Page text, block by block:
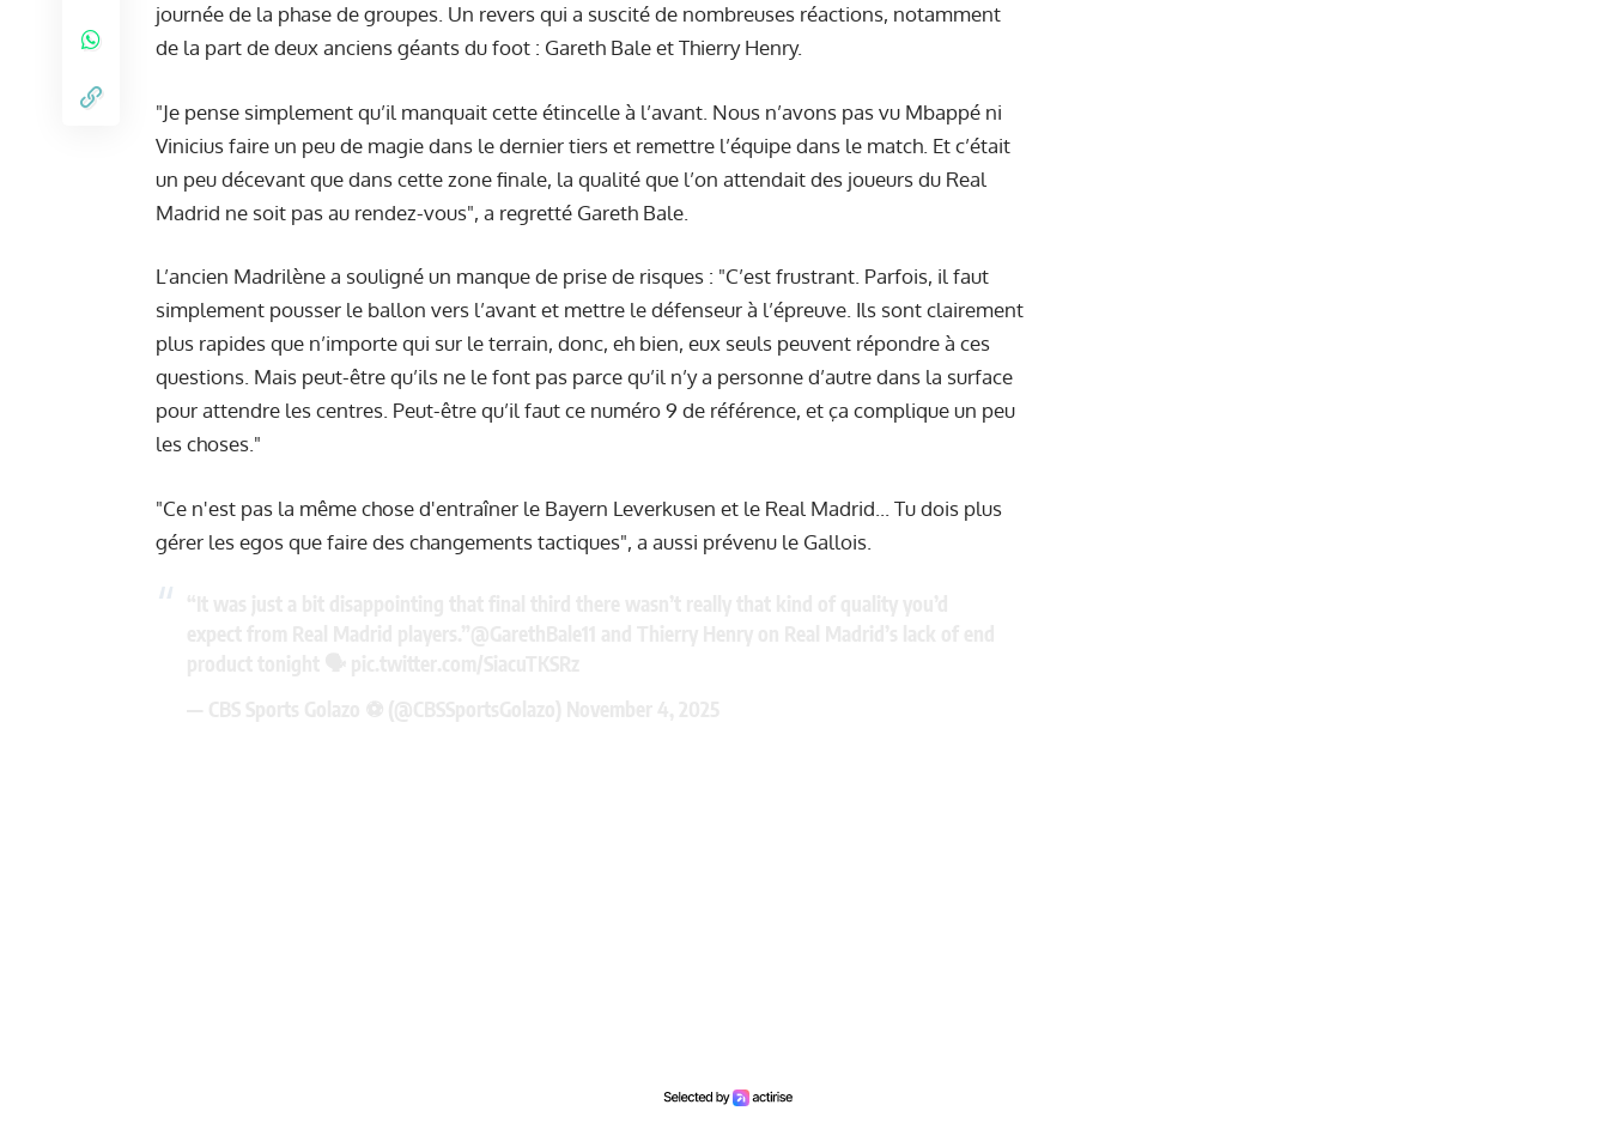
journée de la phase de groupes. Un revers qui a suscité de nombreuses réactions, notamment
de la part de deux anciens géants du foot : Gareth Bale et Thierry Henry.
"Je pense simplement qu’il manquait cette étincelle à l’avant. Nous n’avons pas vu Mbappé ni
Vinicius faire un peu de magie dans le dernier tiers et remettre l’équipe dans le match. Et c’était
un peu décevant que dans cette zone finale, la qualité que l’on attendait des joueurs du Real
Madrid ne soit pas au rendez-vous", a regretté Gareth Bale.
L’ancien Madrilène a souligné un manque de prise de risques : "C’est frustrant. Parfois, il faut
simplement pousser le ballon vers l’avant et mettre le défenseur à l’épreuve. Ils sont clairement
plus rapides que n’importe qui sur le terrain, donc, eh bien, eux seuls peuvent répondre à ces
questions. Mais peut-être qu’ils ne le font pas parce qu’il n’y a personne d’autre dans la surface
pour attendre les centres. Peut-être qu’il faut ce numéro 9 de référence, et ça complique un peu
les choses."
"Ce n'est pas la même chose d'entraîner le Bayern Leverkusen et le Real Madrid... Tu dois plus
gérer les egos que faire des changements tactiques", a aussi prévenu le Gallois.